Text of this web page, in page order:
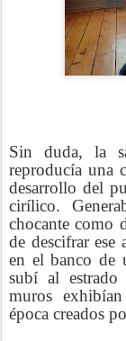
Sin duda, la
reproducía una
desarrollo del
cirílico.
chocante como
de descifrar ese
en el banco de
subí al
muros
época creados